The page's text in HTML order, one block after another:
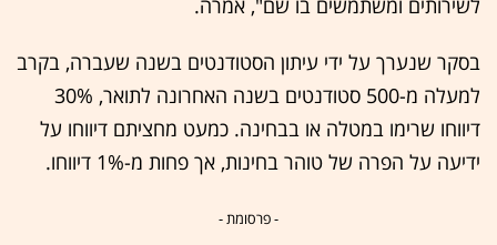
לשירותים ומשתמשים בו שם", אמרה.
בסקר שנערך על ידי עיתון הסטודנטים בשנה שעברה, בקרב
למעלה מ-500 סטודנטים בשנה האחרונה לתואר, 30%
דיווחו שרימו במטלה או בבחינה. כמעט מחציתם דיווחו על
ידיעה על הפרה של טוהר בחינות, אך פחות מ-1% דיווחו.
- פרסומת -